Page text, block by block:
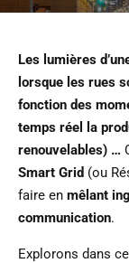
Les lumières
lorsque les rues
fonction des
temps réel la
renouvelables) …
Smart Grid (ou
faire en mêlant
communication.
Explorons dans